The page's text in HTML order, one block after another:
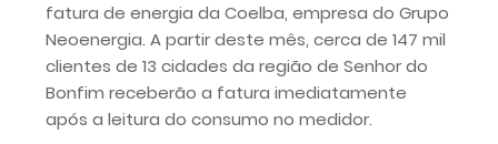
fatura de energia da Coelba, empresa do Grupo
Neoenergia. A partir deste mês, cerca de 147 mil
clientes de 13 cidades da região de Senhor do
Bonfim receberão a fatura imediatamente
após a leitura do consumo no medidor.